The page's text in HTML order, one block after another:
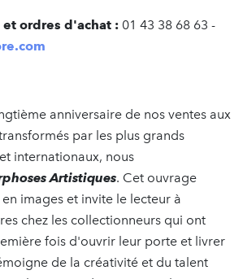
ordres d'achat : 01 43 38 68 63 -
anniversaire de nos ventes aux
par les plus grands
internationaux, nous
Artistiques. Cet ouvrage
images et invite le lecteur à
chez les collectionneurs qui ont
fois d'ouvrir leur porte et livrer
de la créativité et du talent